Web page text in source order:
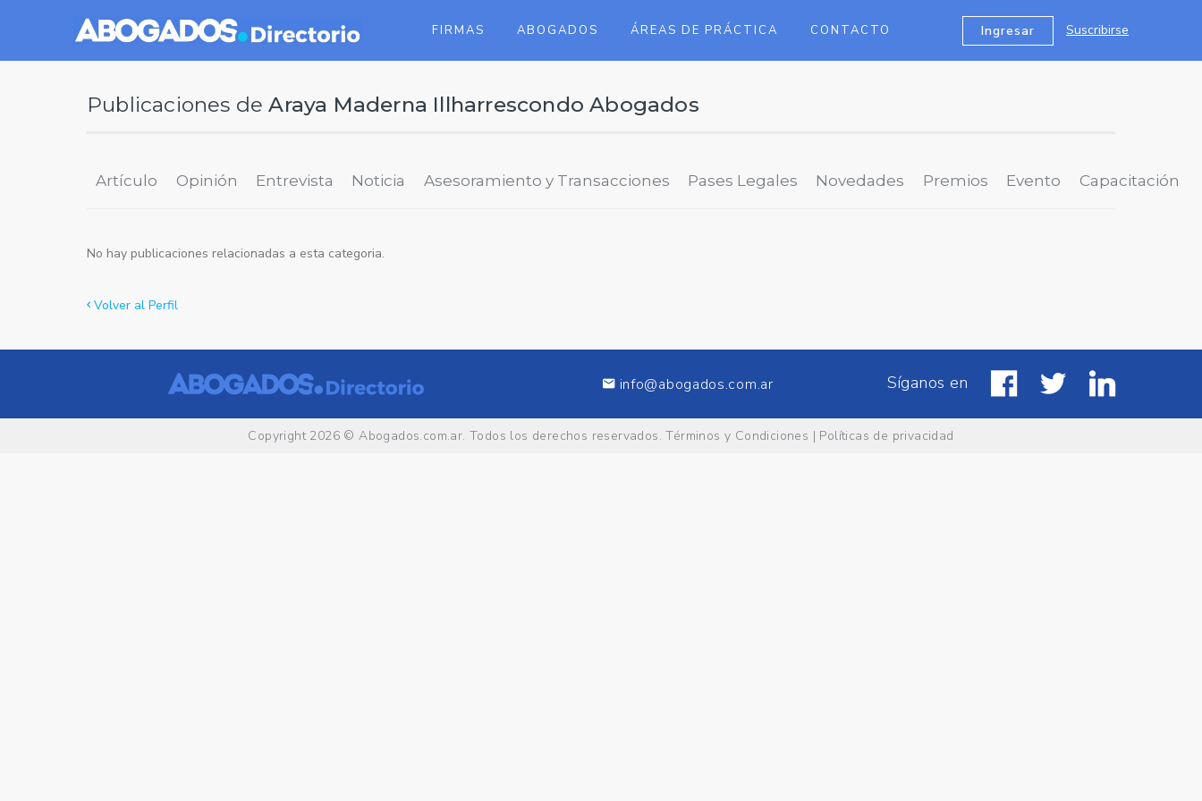
FIRMAS ABOGADOS ÁREAS DE PRÁCTICA CONTACTO Ingresar Suscribirse
Publicaciones deAraya Maderna Illharrescondo Abogados
Artículo Opinión Entrevista Noticia Asesoramiento y Transacciones Pases Legales Novedades Premios Evento Capacitación
No hay publicaciones relacionadas a esta categoria.
Volver al Perfil
info@abogados.com.ar Síganos en
Copyright 2026 ©Abogados.com.ar. Todos los derechos reservados.Términos y Condiciones | Políticas de privacidad